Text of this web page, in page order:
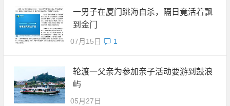
一男子在厦门跳海自杀，隔日竟活着飘
到金门
07月15日 1
轮渡一父亲为参加亲子活动要游到鼓浪
屿
05月27日